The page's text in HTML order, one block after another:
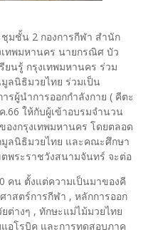
มชั้น 2 กองการกีฬา สำนัก
ทพมหานคร นายกรณิศ บัว
นรู้ กรุงเทพมหานคร ร่วม
ลนิธิมวยไทย ร่วมเป็น
รผู้นำการออกกำลังกาย ( คีตะ
.66 ให้กับผู้เข้าอบรมจำนวน
งกรุงเทพมหานคร โดยตลอด
มูลนิธิมวยไทย และคณะศึกษา
พระราชวังสนามจันทร์ จะต่อ
คน ตั้งแต่ความเป็นมาของคี
าสตร์การกีฬา , หลักการออก
ต่างๆ , ทักษะแม่ไม้มวยไทย
อโรบิค และการทดสอบภาค